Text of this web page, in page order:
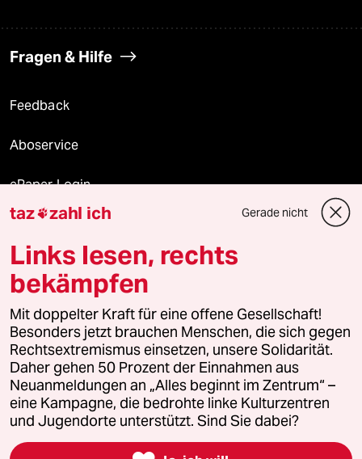
Fragen & Hilfe
Feedback
Aboservice
ePaper Login
Downloads für Abonnierende
© 2026 taz Verlags und Vertriebs GmbH
Alle Rechte vorbehalten. Bei rechtlichen Fragen oder für Genehmigungen
wenden Sie sich bitte an
lizenzen@taz.de
Feedback Redaktionsstatut Kommune-Richtlinien
Leitlinie Informant Datenschutz Impressum AGB
Seitenwende Einwilligungen widerrufen (Ads)
taz zahl ich Gerade nicht
Links lesen, rechts
bekämpfen
Mit doppelter Kraft für eine offene Gesellschaft!
Besonders jetzt brauchen Menschen, die sich gegen
Rechtsextremismus einsetzen, unsere Solidarität.
Daher gehen 50 Prozent der Einnahmen aus
Neuanmeldungen an „Alles beginnt im Zentrum“ –
eine Kampagne, die bedrohte linke Kulturzentren
und Jugendorte unterstützt. Sind Sie dabei?